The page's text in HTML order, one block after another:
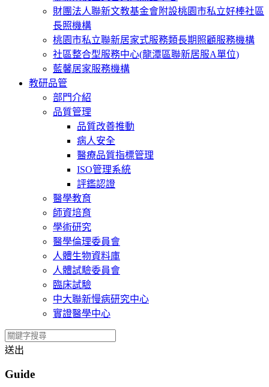
財團法人聯新文教基金會附設桃園市私立好棒社區
長照機構
桃園市私立聯新居家式服務類長期照顧服務機構
社區整合型服務中心(龍潭區聯新居服A單位)
藍馨居家服務機構
教研品管
部門介紹
品質管理
品質改善推動
病人安全
醫療品質指標管理
ISO管理系統
評鑑認證
醫學教育
師資培育
學術研究
醫學倫理委員會
人體生物資料庫
人體試驗委員會
臨床試驗
中大聯新慢病研究中心
實證醫學中心
送出
Guide